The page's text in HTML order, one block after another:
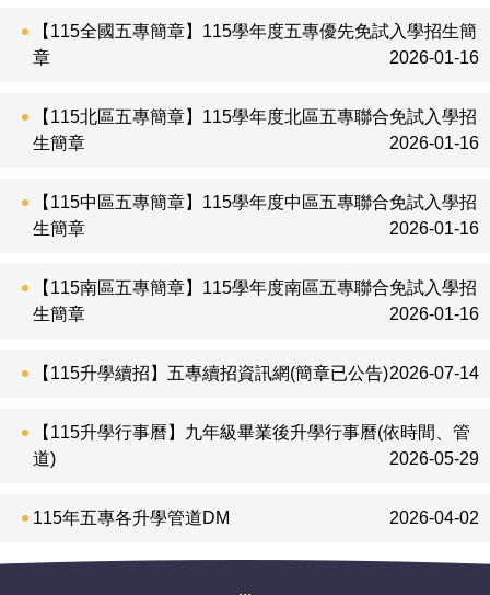
【115全國五專簡章】115學年度五專優先免試入學招生簡
章
2026-01-16
【115北區五專簡章】115學年度北區五專聯合免試入學招
生簡章
2026-01-16
【115中區五專簡章】115學年度中區五專聯合免試入學招
生簡章
2026-01-16
【115南區五專簡章】115學年度南區五專聯合免試入學招
生簡章
2026-01-16
【115升學續招】五專續招資訊網(簡章已公告)2026-07-14
【115升學行事曆】九年級畢業後升學行事曆(依時間、管
道)
2026-05-29
115年五專各升學管道DM 2026-04-02